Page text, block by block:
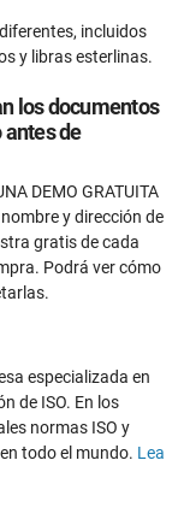
incluidos
y libras esterlinas.
los documentos
antes de
DEMO GRATUITA
nombre y dirección de
gratis de cada
Podrá ver cómo
especializada en
de ISO. En los
normas ISO y
todo el mundo. Lea